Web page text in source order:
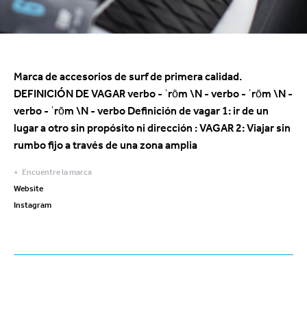
Marca de accesorios de surf de primera calidad.
DEFINICIÓN DE VAGAR verbo - ˈrōm \N - verbo - ˈrōm \N -
verbo - ˈrōm \N - verbo Definición de vagar 1: ir de un
lugar a otro sin propósito ni dirección : VAGAR 2: Viajar sin
rumbo fijo a través de una zona amplia
Encuentre la marca
Website
Instagram